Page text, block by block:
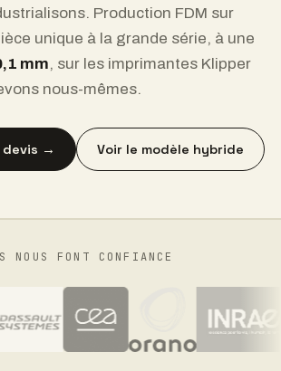
Production FDM sur
unique à la grande série, à une
mm, sur les imprimantes Klipper
nous-mêmes.
devis → Voir le modèle hybride
NOUS FONT CONFIANCE